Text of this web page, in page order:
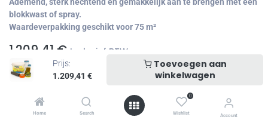
Prijs:
1.209,41 €
Toevoegen aan
winkelwagen
Home Search
0
Wishlist Account
blokkwast of spray.
Waardeverpakking geschikt voor 75 m²
1.209,41 € Inclusief BTW
Kurkverf Kleuren